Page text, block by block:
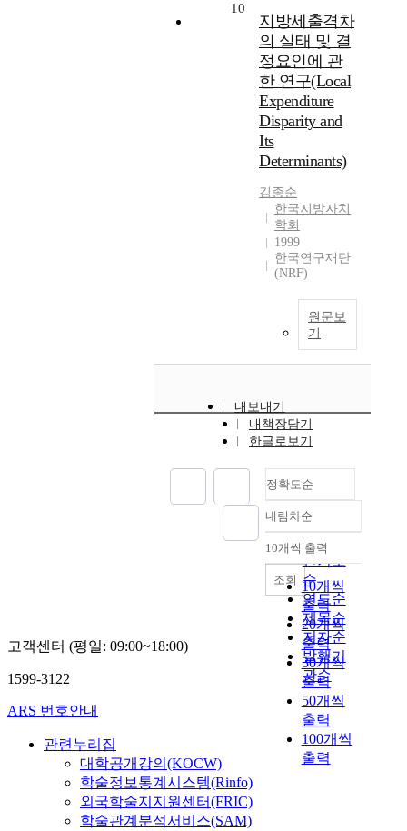
10
지방세출격차
의 실태 및 결
정요인에 관
한 연구(Local
Expenditure
Disparity and
Its
Determinants)
김종순
한국지방자치
학회
1999
한국연구재단
(NRF)
원문보
기
내보내기
내책장담기
한글로보기
정확도순
정확도
순
인기도
순
연도순
제목순
저자순
발행기
관순
내림차순
내림차순
10개씩 출력
10개씩
출력
20개씩
출력
30개씩
출력
50개씩
출력
100개씩
출력
조회
고객센터 (평일: 09:00~18:00)
1599-3122
ARS 번호안내
관련누리집
대학공개강의(KOCW)
학술정보통계시스템(Rinfo)
외국학술지지원센터(FRIC)
학술관계분석서비스(SAM)